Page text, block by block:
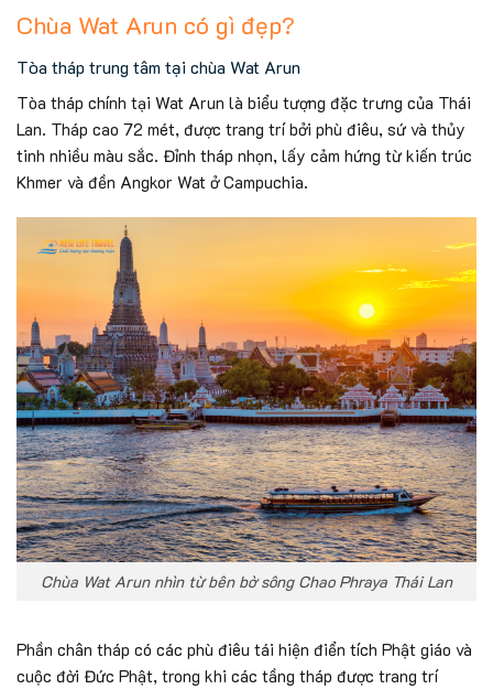
Chùa Wat Arun có gì đẹp?
Tòa tháp trung tâm tại chùa Wat Arun
Tòa tháp chính tại Wat Arun là biểu tượng đặc trưng của Thái
Lan. Tháp cao 72 mét, được trang trí bởi phù điêu, sứ và thủy
tinh nhiều màu sắc. Đỉnh tháp nhọn, lấy cảm hứng từ kiến trúc
Khmer và đền Angkor Wat ở Campuchia.
Chùa Wat Arun nhìn từ bên bờ sông Chao Phraya Thái Lan
Phần chân tháp có các phù điêu tái hiện điển tích Phật giáo và
cuộc đời Đức Phật, trong khi các tầng tháp được trang trí